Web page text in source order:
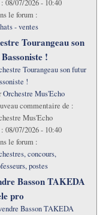
08/07/2026 - 10:40
le forum :
- ventes
Tourangeau son
!
Tourangeau son futur
!
Orchestre Mus'Echo
commentaire de :
Mus'Echo
08/07/2026 - 10:40
le forum :
concours,
postes
Basson TAKEDA
pro
Basson TAKEDA